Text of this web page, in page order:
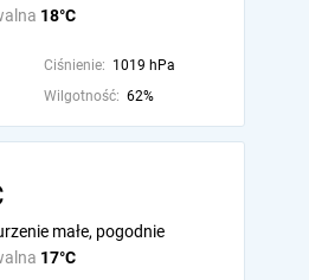
18°C
Ciśnienie: 1019 hPa
Wilgotność: 62%
17°C
małe, pogodnie